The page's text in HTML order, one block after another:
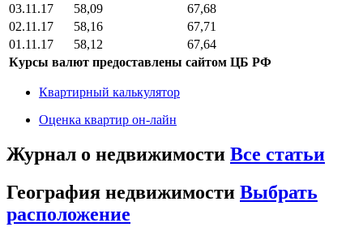
03.11.17
58,09
67,68
02.11.17
58,16
67,71
01.11.17
58,12
67,64
Курсы валют предоставлены сайтом ЦБ РФ
Квартирный калькулятор
Оценка квартир он-лайн
Журнал о недвижимости Все статьи
География недвижимости Выбрать
расположение